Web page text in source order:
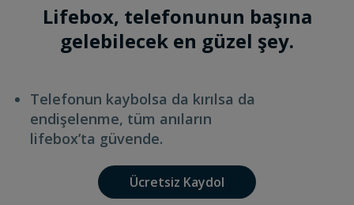
Lifebox, telefonunun başına
gelebilecek en güzel şey.
Telefonun kaybolsa da kırılsa da
endişelenme, tüm anıların
lifebox’ta güvende.
Ücretsiz Kaydol